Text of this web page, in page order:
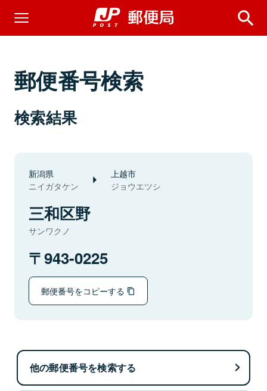
郵便番号検索
検索結果
新潟県
ニイガタケン
上越市
ジョウエツシ
三和区野
サンワクノ
943-0225
郵便番号をコピーする
他の郵便番号を検索する